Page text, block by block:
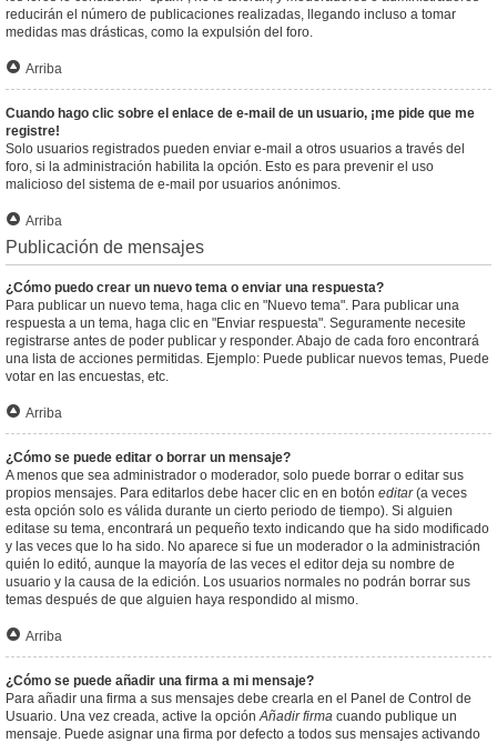
reducirán el número de publicaciones realizadas, llegando incluso a tomar
medidas mas drásticas, como la expulsión del foro.
Arriba
Cuando hago clic sobre el enlace de e-mail de un usuario, ¡me pide que me
registre!
Solo usuarios registrados pueden enviar e-mail a otros usuarios a través del
foro, si la administración habilita la opción. Esto es para prevenir el uso
malicioso del sistema de e-mail por usuarios anónimos.
Arriba
Publicación de mensajes
¿Cómo puedo crear un nuevo tema o enviar una respuesta?
Para publicar un nuevo tema, haga clic en "Nuevo tema". Para publicar una
respuesta a un tema, haga clic en "Enviar respuesta". Seguramente necesite
registrarse antes de poder publicar y responder. Abajo de cada foro encontrará
una lista de acciones permitidas. Ejemplo: Puede publicar nuevos temas, Puede
votar en las encuestas, etc.
Arriba
¿Cómo se puede editar o borrar un mensaje?
A menos que sea administrador o moderador, solo puede borrar o editar sus
propios mensajes. Para editarlos debe hacer clic en en botón editar(a veces
esta opción solo es válida durante un cierto periodo de tiempo). Si alguien
editase su tema, encontrará un pequeño texto indicando que ha sido modificado
y las veces que lo ha sido. No aparece si fue un moderador o la administración
quién lo editó, aunque la mayoría de las veces el editor deja su nombre de
usuario y la causa de la edición. Los usuarios normales no podrán borrar sus
temas después de que alguien haya respondido al mismo.
Arriba
¿Cómo se puede añadir una firma a mi mensaje?
Para añadir una firma a sus mensajes debe crearla en el Panel de Control de
Usuario. Una vez creada, active la opciónAñadir firma cuando publique un
mensaje. Puede asignar una firma por defecto a todos sus mensajes activando